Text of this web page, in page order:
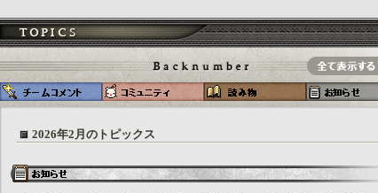
2026年2月のトピックス